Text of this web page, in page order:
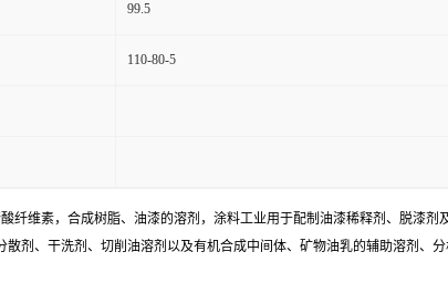
99.5
110-80-5
纤维素，合成树脂、油漆的溶剂，涂料工业用于配制油漆稀释剂、脱漆
剂、干洗剂、切削油溶剂以及有机合成中间体、矿物油乳的辅助溶剂、分